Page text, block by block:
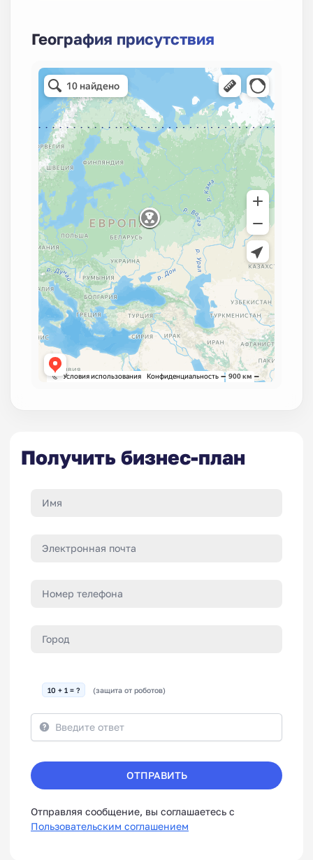
География присутствия
Получить бизнес-план
10 + 1 = ? (защита от роботов)
ОТПРАВИТЬ
Отправляя сообщение, вы соглашаетесь с
Пользовательским соглашением